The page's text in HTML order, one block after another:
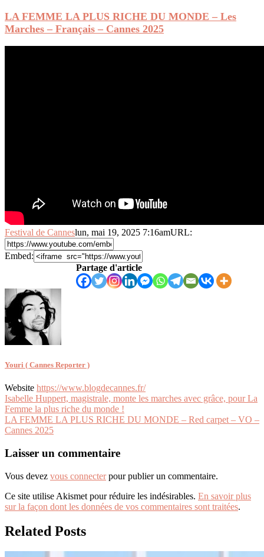
LA FEMME LA PLUS RICHE DU MONDE – Les
Marches – Français – Cannes 2025
Festival de Canneslun, mai 19, 2025 7:16amURL:
Embed:
Partage d'article
Youri ( Cannes Reporter )
Website https://www.blogdecannes.fr/
Navigation
de
l’article
Isabelle Huppert, magistrale, monte les marches avec grâce, pour La
Femme la plus riche du monde !
LA FEMME LA PLUS RICHE DU MONDE – Red carpet – VO –
Cannes 2025
Laisser un commentaire
Vous devez vous connecterpour publier un commentaire.
Ce site utilise Akismet pour réduire les indésirables. En savoir plus
sur la façon dont les données de vos commentaires sont traitées.
Related Posts